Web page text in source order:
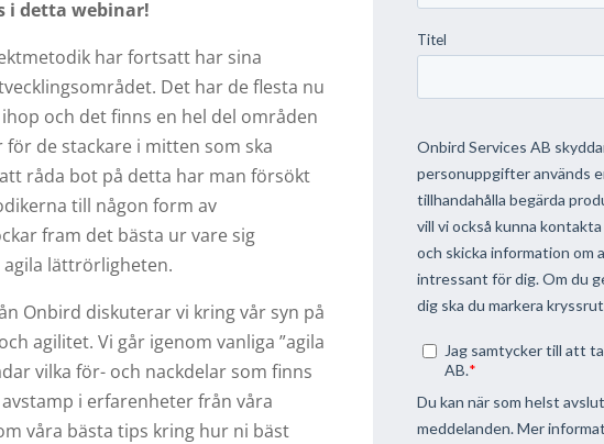
i detta webinar!
har fortsatt har sina
Det har de flesta nu
och det finns en hel del områden
de stackare i mitten som ska
råda bot på detta har man försökt
till någon form av
fram det bästa ur vare sig
lättrörligheten.
Onbird diskuterar vi kring vår syn på
agilitet. Vi går igenom vanliga ”agila
vilka för- och nackdelar som finns
i erfarenheter från våra
våra bästa tips kring hur ni bäst